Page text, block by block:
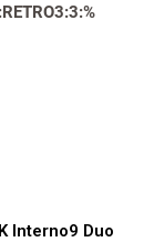
nás osobně v
Interno9 Duo